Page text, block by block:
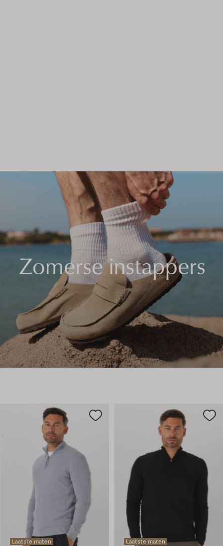
Laatste maten Laatste maten